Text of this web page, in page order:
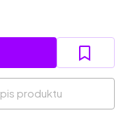
produktu